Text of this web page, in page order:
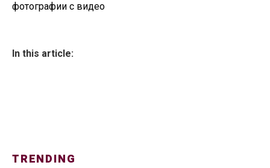
фотографии с видео
In this article:
TRENDING